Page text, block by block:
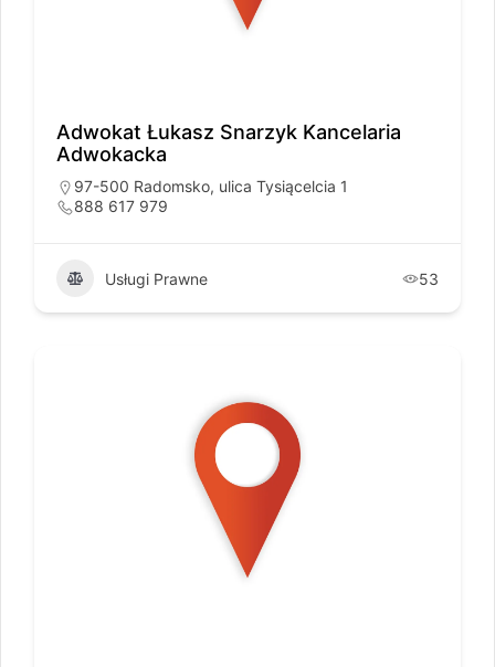
Adwokat Łukasz Snarzyk Kancelaria
Adwokacka
97-500 Radomsko, ulica Tysiącelcia 1
888 617 979
Usługi Prawne 53